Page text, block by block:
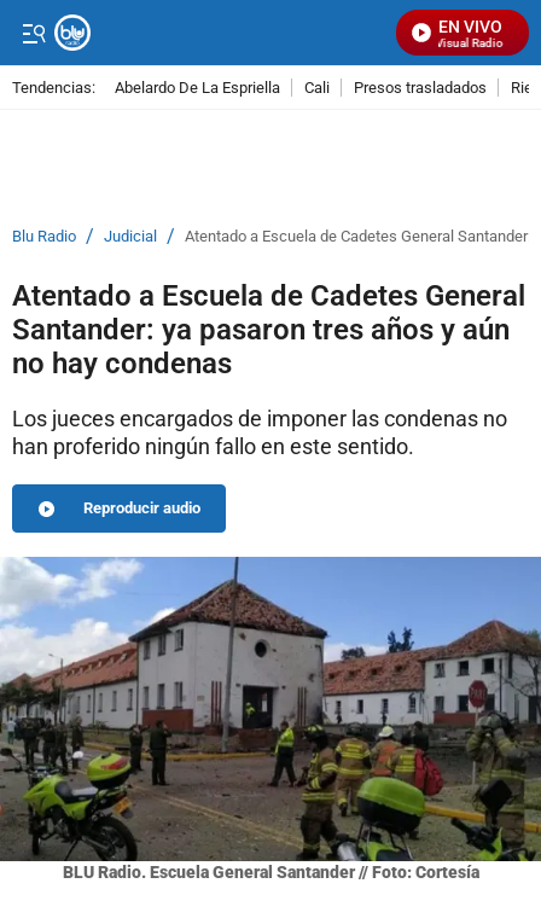
EN VIVO
Señal Visual Radio
Tendencias: Abelardo De La Espriella Cali Presos trasladados
Blu Radio / Judicial / Atentado a Escuela de Cadetes General
Atentado a Escuela de Cadetes General
Santander: ya pasaron tres años y aún
no hay condenas
Los jueces encargados de imponer las condenas no
han proferido ningún fallo en este sentido.
Reproducir audio
BLU Radio. Escuela General Santander // Foto: Cortesía